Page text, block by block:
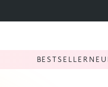
BESTSELLER